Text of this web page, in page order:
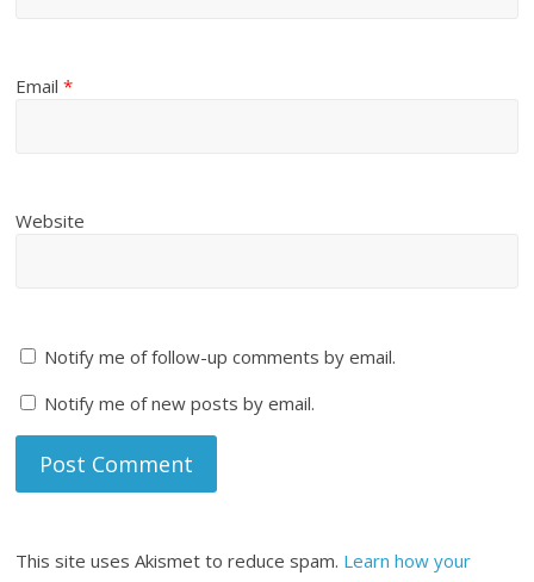
Email*
Website
Notify me of follow-up comments by email.
Notify me of new posts by email.
This site uses Akismet to reduce spam. Learn how your